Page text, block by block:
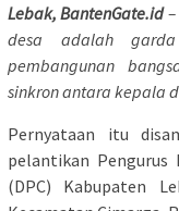
Lebak, BantenGate.id–
desa adalah
pembangunan
sinkron antara kepala
Pernyataan itu
pelantikan Pengurus
(DPC) Kabupaten